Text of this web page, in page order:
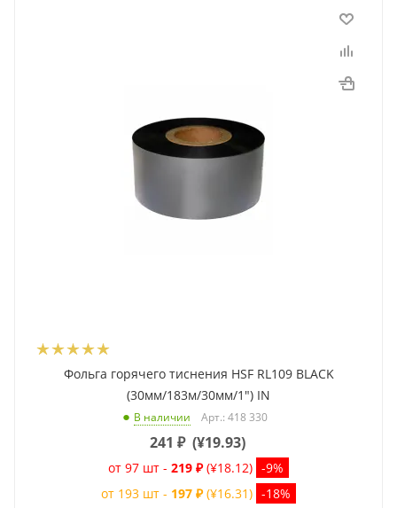
Фольга горячего тиснения HSF RL109 BLACK
(30мм/183м/30мм/1") IN
В наличии Арт.: 418 330
241 ₽ (¥19.93)
от 97 шт - 219 ₽ (¥18.12) -9%
от 193 шт - 197 ₽ (¥16.31) -18%